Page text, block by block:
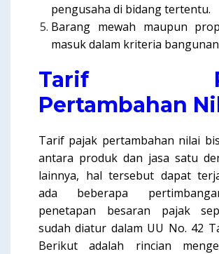
pengusaha di bidang tertentu.
Barang mewah maupun
masuk dalam kriteria
Tarif
Pertambahan
Tarif pajak pertambahan nilai
antara produk dan jasa satu
lainnya, hal tersebut dapat
ada beberapa
penetapan besaran pajak
sudah diatur dalam UU No. 42
Berikut adalah rincian